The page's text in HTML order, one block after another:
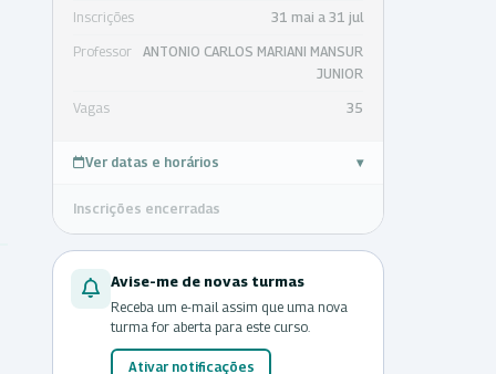
Inscrições 31 mai a 31 jul
Professor
ANTONIO CARLOS MARIANI MANSUR
JUNIOR
Vagas 35
Ver datas e horários ▾
Inscrições encerradas
Avise-me de novas turmas
Receba um e-mail assim que uma nova
turma for aberta para este curso.
Ativar notificações